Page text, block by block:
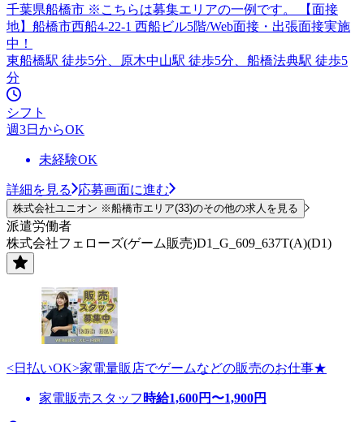
千葉県船橋市 ※こちらは募集エリアの一例です。 【面接
地】船橋市西船4-22-1 西船ビル5階/Web面接・出張面接実施
中！
東船橋駅 徒歩5分、原木中山駅 徒歩5分、船橋法典駅 徒歩5
分
シフト
週3日からOK
未経験OK
詳細を見る 応募画面に進む
株式会社ユニオン ※船橋市エリア(33)のその他の求人を見る
派遣労働者
株式会社フェローズ(ゲーム販売)D1_G_609_637T(A)(D1)
<日払いOK>家電量販店でゲームなどの販売のお仕事★
家電販売スタッフ 時給1,600円〜1,900円